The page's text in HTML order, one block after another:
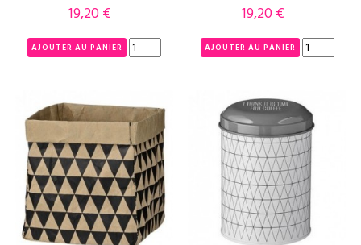
Prix
19,20 €
AJOUTER AU PANIER
Prix
19,20 €
AJOUTER AU PANIER